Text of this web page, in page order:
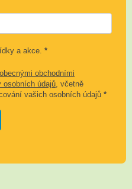
a akce. *
obchodními
osobních údajů, včetně
vašich osobních údajů *